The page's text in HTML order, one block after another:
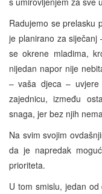
Radujemo se prelasku
je planirano za siječanj
se okrene mladima,
nijedan napor nije
– vaša djeca –
zajednicu, između
snaga, jer bez njih
Na svim svojim
da je napredak
prioriteta.
U tom smislu, jedan